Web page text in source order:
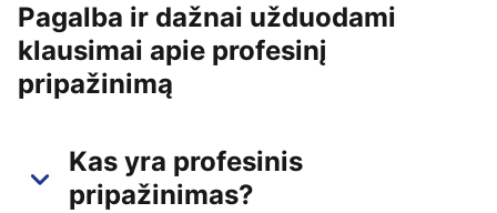
Pagalba ir dažnai užduodami
klausimai apie profesinį
pripažinimą
Kas yra profesinis
pripažinimas?